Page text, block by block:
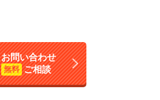
お問い合わせ
無料 ご相談